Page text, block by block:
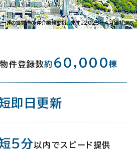
) A3口 3分
) A3口 3分
連の賃貸借の仲介業務を指します。2023年4月当社調べ
件登録数約 60,000棟
即日更新
5分 以内でスピード提供